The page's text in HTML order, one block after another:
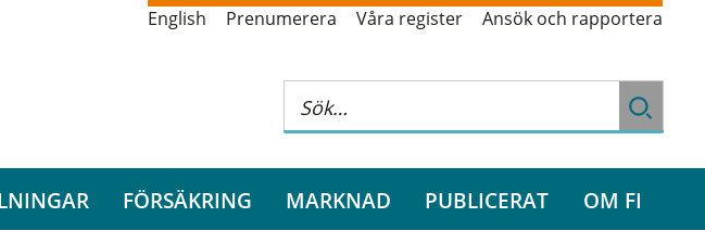
English Prenumerera Våra register Ansök och rapportera
FÖRSÄKRING MARKNAD PUBLICERAT OM FI